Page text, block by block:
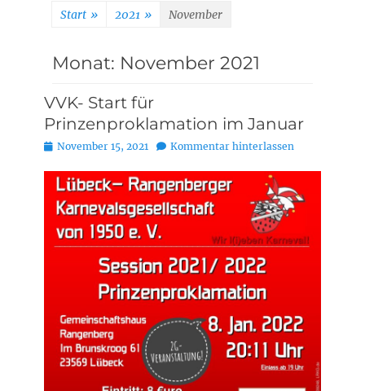
Start » 2021 » November
Monat: November 2021
VVK- Start für
Prinzenproklamation im Januar
Posted
November 15, 2021 Kommentar hinterlassen